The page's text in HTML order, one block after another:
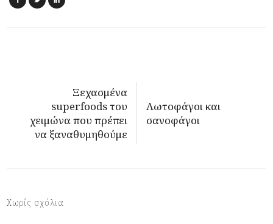
Ξεχασμένα
superfoods του
χειμώνα που πρέπει
να ξαναθυμηθούμε
Λωτοφάγοι και
σανοφάγοι
Χωρίς σχόλια